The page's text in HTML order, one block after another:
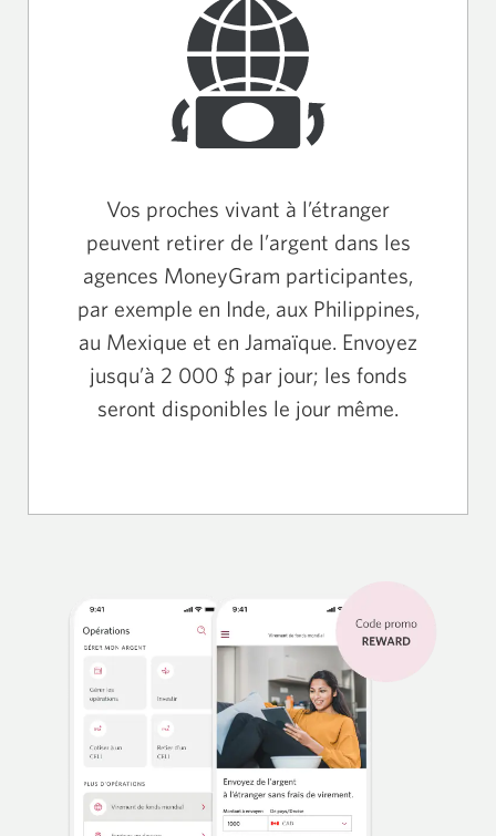
Vos proches vivant à l’étranger
peuvent retirer de l’argent dans les
agences MoneyGram participantes,
par exemple en Inde, aux Philippines,
au Mexique et en Jamaïque. Envoyez
jusqu’à 2 000 $ par jour; les fonds
seront disponibles le jour même.